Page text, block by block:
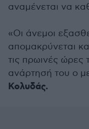
αναμένεται να
«Οι άνεμοι
απoμακρύνεται
τις πρωινές
ανάρτησή του ο
Κολυδάς.